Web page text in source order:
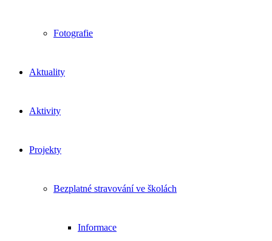
Fotografie
Aktuality
Aktivity
Projekty
Bezplatné stravování ve školách
Informace